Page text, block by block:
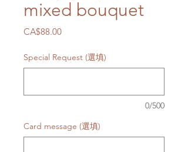
mixed bouquet
CA$88.00價
Special Request (選填)
0/500
Card message (選填)